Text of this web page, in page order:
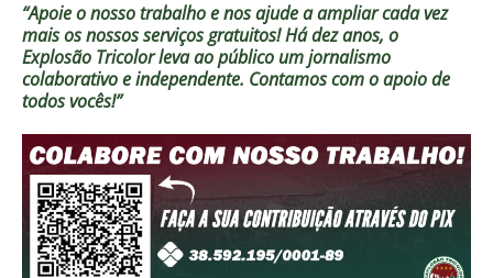
“Apoie o nosso trabalho e nos ajude a ampliar cada vez
mais os nossos serviços gratuitos!Há dez anos, o
Explosão Tricolor leva ao público um jornalismo
colaborativo e independente. Contamos com o apoio de
todos vocês!”